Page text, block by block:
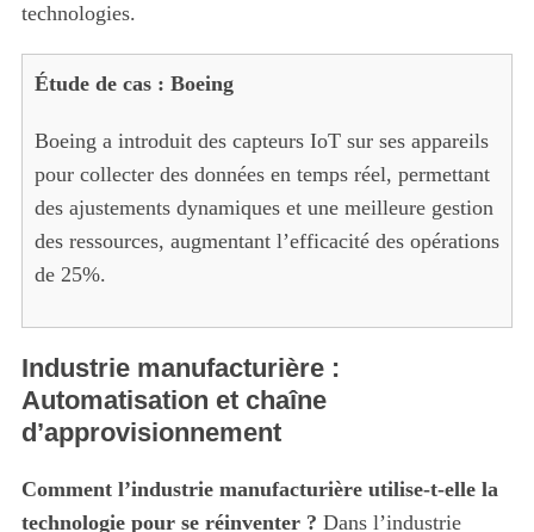
technologies.
Étude de cas : Boeing
Boeing a introduit des capteurs IoT sur ses appareils
pour collecter des données en temps réel, permettant
des ajustements dynamiques et une meilleure gestion
des ressources, augmentant l’efficacité des opérations
de 25%.
Industrie manufacturière :
Automatisation et chaîne
d’approvisionnement
Comment l’industrie manufacturière utilise-t-elle la
technologie pour se réinventer ? Dans l’industrie